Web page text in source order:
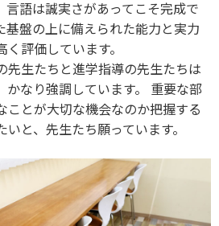
言語は誠実さがあってこそ完成で
基盤の上に備えられた能力と実力
評価しています。
先生たちと進学指導の先生たちは
かなり強調しています。 重要な部
ことが大切な機会なのか把握する
と、先生たち願っています。